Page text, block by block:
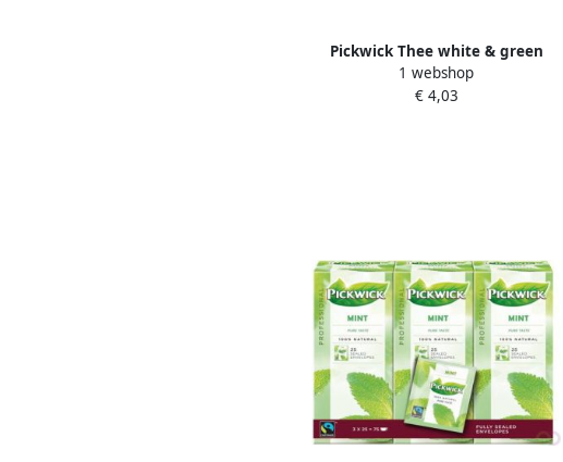
Pickwick Thee white & green
jasmin & passionfruit 25x1.5gr
1 webshop
€ 4,03